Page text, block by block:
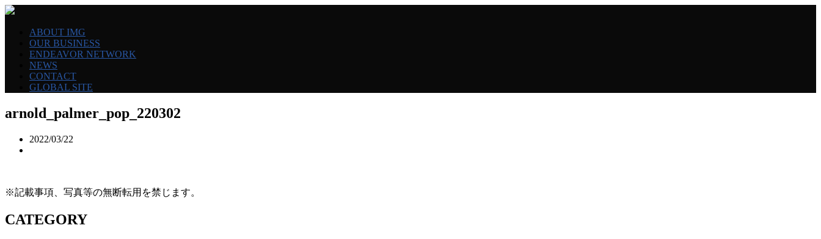
ABOUT IMG
OUR BUSINESS
ENDEAVOR NETWORK
NEWS
CONTACT
GLOBAL SITE
arnold_palmer_pop_220302
2022/03/22
※記載事項、写真等の無断転用を禁じます。
CATEGORY